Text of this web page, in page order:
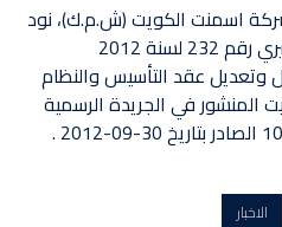
اسمنت الكويت (ش.م.ك)، نود
اعلامكم بصدور المرسوم الاميري رقم 232 لسنة 2012
وتعديل عقد التأسيس والنظام
في الجريدة الرسمية
الاخبار